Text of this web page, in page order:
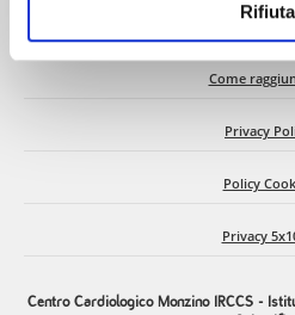
Rifiuta
Come
Privacy
Policy
Privacy
Centro Cardiologico Monzino IRCCS -